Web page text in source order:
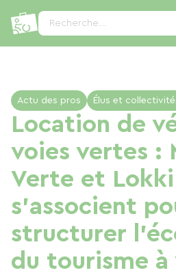
Recherche...
Actu des pros Élus et
Location de
voies vertes :
Verte et Lokki
s’associent
structurer
du tourisme à
Panneau de gestion des